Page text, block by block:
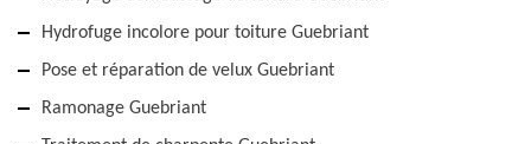
Hydrofuge incolore pour toiture Guebriant
Pose et réparation de velux Guebriant
Ramonage Guebriant